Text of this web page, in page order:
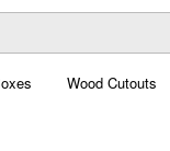
Wood Cutouts